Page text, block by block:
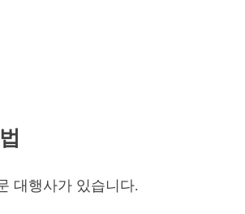
대행사가 있습니다.